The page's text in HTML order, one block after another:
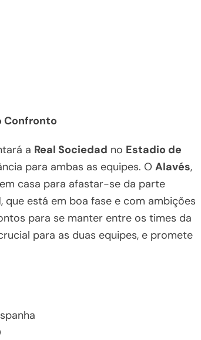
Confronto
a Real Sociedad no Estadio de
para ambas as equipes. O Alavés,
casa para afastar-se da parte
, que está em boa fase e com ambições
para se manter entre os times da
para as duas equipes, e promete